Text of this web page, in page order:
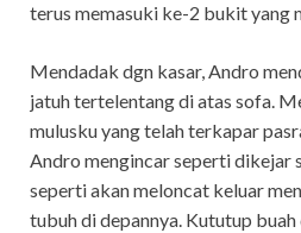
terus memasuki ke-2 bukit yang
Mendadak dgn kasar, Andro
jatuh tertelentang di atas sofa.
mulusku yang telah terkapar
Andro mengincar seperti dikejar
seperti akan meloncat keluar
tubuh di depannya. Kututup